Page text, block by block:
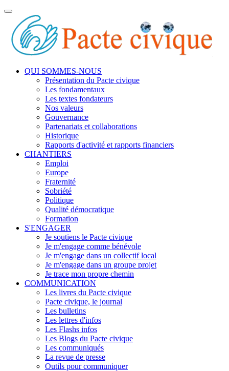
Toggle
navigation
QUI SOMMES-NOUS
Présentation du Pacte civique
Les fondamentaux
Les textes fondateurs
Nos valeurs
Gouvernance
Partenariats et collaborations
Historique
Rapports d'activité et rapports financiers
CHANTIERS
Emploi
Europe
Fraternité
Sobriété
Politique
Qualité démocratique
Formation
S'ENGAGER
Je soutiens le Pacte civique
Je m'engage comme bénévole
Je m'engage dans un collectif local
Je m'engage dans un groupe projet
Je trace mon propre chemin
COMMUNICATION
Les livres du Pacte civique
Pacte civique, le journal
Les bulletins
Les lettres d'infos
Les Flashs infos
Les Blogs du Pacte civique
Les communiqués
La revue de presse
Outils pour communiquer